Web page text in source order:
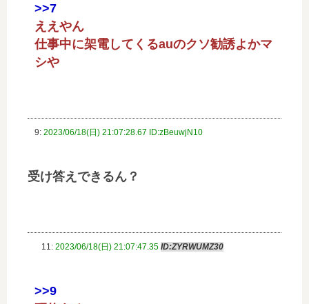
>>7
ええやん
仕事中に架電してくるauのクソ勧誘よかマ
シや
9: 2023/06/18(日) 21:07:28.67 ID:zBeuwjN10
受け答えできるん？
11: 2023/06/18(日) 21:07:47.35 ID:ZYRWUMZ30
>>9